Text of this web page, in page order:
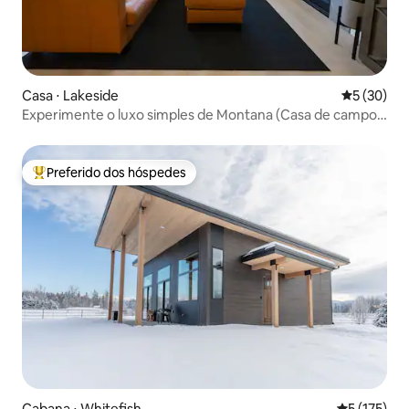
Casa ⋅ Lakeside 5 de uma
5 (30)
Experimente o luxo simples de Montana (Casa de campo
Entre os melhores preferidos dos hóspedes
Preferido dos hóspedes